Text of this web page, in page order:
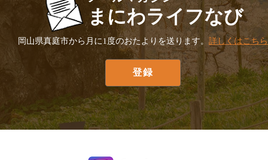
まにわライフなび
岡山県真庭市から月に1度のおたよりを送ります。 詳しくはこちら